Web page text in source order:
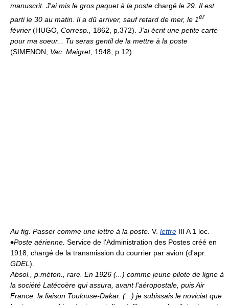
manuscrit. J'ai mis le gros paquet à la poste chargé le 29. Il est
parti le 30 au matin. Il a dû arriver, sauf retard de mer, le 1er
février (HUGO, Corresp., 1862, p.372). J'ai écrit une petite carte
pour ma soeur... Tu seras gentil de la mettre à la poste
(SIMENON, Vac. Maigret, 1948, p.12).
Au fig. Passer comme une lettre à la poste. V. lettre III A 1 loc.
♦Poste aérienne. Service de l'Administration des Postes créé en
1918, chargé de la transmission du courrier par avion (d'apr.
GDEL ).
Absol., p.méton., rare. En 1926 (...) comme jeune pilote de ligne à
la société Latécoère qui assura, avant l'aéropostale, puis Air
France, la liaison Toulouse-Dakar. (...) je subissais le noviciat que